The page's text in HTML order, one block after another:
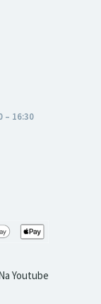
Youtube